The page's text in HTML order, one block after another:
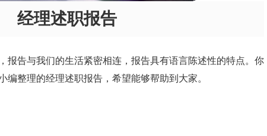
经理述职报告
报告与我们的生活紧密相连，报告具有语言陈述性的特点。你
整理的经理述职报告，希望能够帮助到大家。